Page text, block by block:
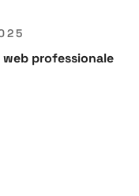
professionale